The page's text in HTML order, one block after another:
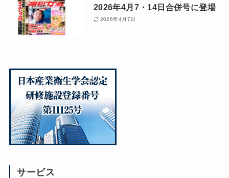
2026年4月7・14日合併号に登場
2026年4月7日
サービス